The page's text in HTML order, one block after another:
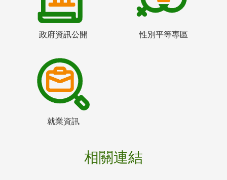
政府資訊公開 性別平等專區
就業資訊
相關連結